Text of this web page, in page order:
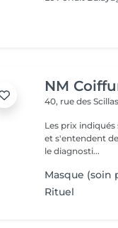
NM
40, rue des Scillas
Les prix
et s'entendent
le diagnosti...
Masque (soin
Rituel